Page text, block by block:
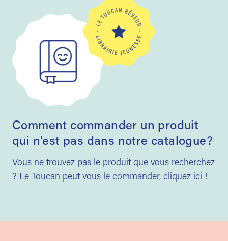
Comment commander un produit
qui n'est pas dans notre catalogue?
Vous ne trouvez pas le produit que vous recherchez
? Le Toucan peut vous le commander, cliquez ici !